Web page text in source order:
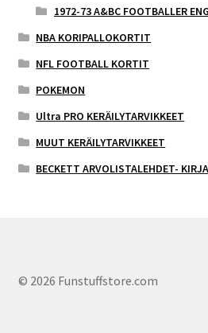
1972-73 A&BC FOOTBALLER
NBA KORIPALLOKORTIT
NFL FOOTBALL KORTIT
POKEMON
Ultra PRO KERÄILYTARVIKKEET
MUUT KERÄILYTARVIKKEET
BECKETT ARVOLISTALEHDET-
© 2026 Funstuffstore.com